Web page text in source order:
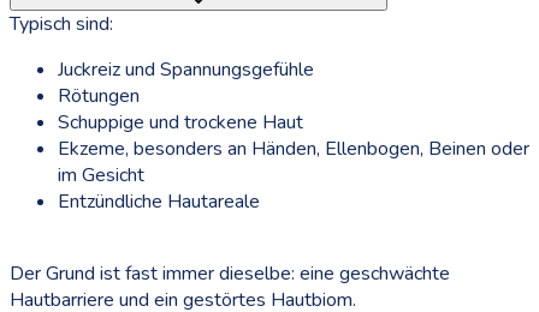
Typisch sind:
Juckreiz und Spannungsgefühle
Rötungen
Schuppige und trockene Haut
Ekzeme, besonders an Händen, Ellenbogen, Beinen oder
im Gesicht
Entzündliche Hautareale
Der Grund ist fast immer dieselbe: eine geschwächte
Hautbarriere und ein gestörtes Hautbiom.